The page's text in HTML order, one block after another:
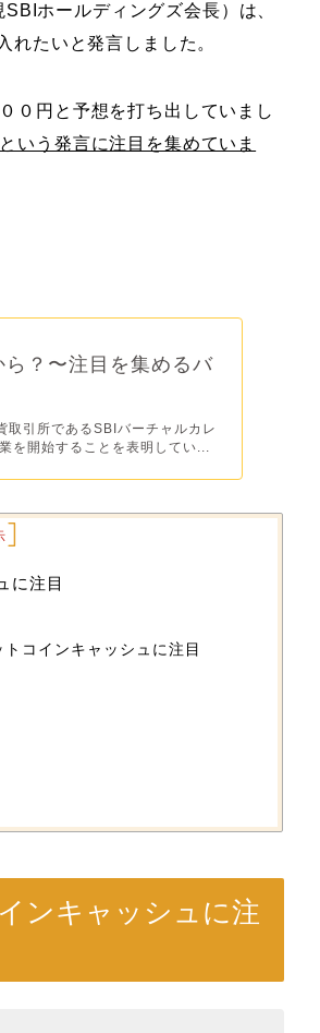
ホールディングズ会長）は、
れたいと発言しました。
０円と予想を打ち出していまし
いう発言に注目を集めていま
？〜注目を集めるバ
取引所であるSBIバーチャルカレ
を開始することを表明してい...
]
に注目
コインキャッシュに注目
ンキャッシュに注